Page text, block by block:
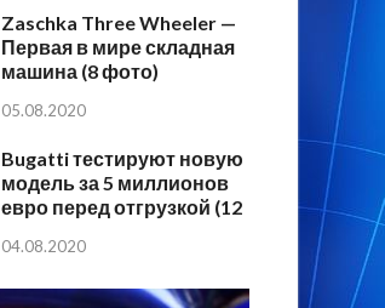
Zaschka Three Wheeler —
Первая в мире складная
машина (8 фото)
05.08.2020
Bugatti тестируют новую
модель за 5 миллионов
евро перед отгрузкой (12
04.08.2020